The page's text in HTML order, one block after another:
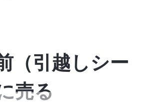
（引越しシー
売る